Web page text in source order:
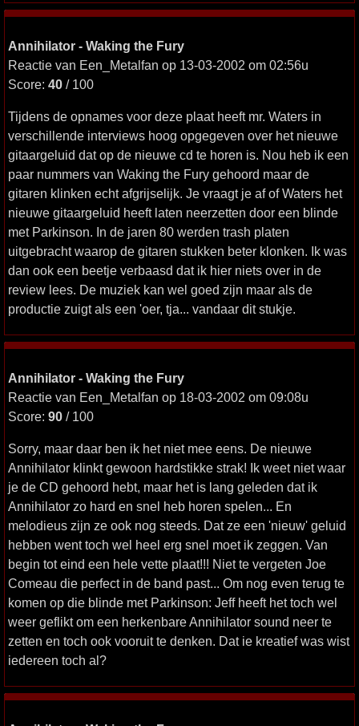
Annihilator - Waking the Fury
Reactie van Een_Metalfan op 13-03-2002 om 02:56u
Score: 40 / 100
Tijdens de opnames voor deze plaat heeft mr. Waters in
verschillende interviews hoog opgegeven over het nieuwe
gitaargeluid dat op de nieuwe cd te horen is. Nou heb ik een
paar nummers van Waking the Fury gehoord maar de
gitaren klinken echt afgrijselijk. Je vraagt je af of Waters het
nieuwe gitaargeluid heeft laten neerzetten door een blinde
met Parkinson. In de jaren 80 werden trash platen
uitgebracht waarop de gitaren stukken beter klonken. Ik was
dan ook een beetje verbaasd dat ik hier niets over in de
review lees. De muziek kan wel goed zijn maar als de
productie zuigt als een 'oer, tja... vandaar dit stukje.
Annihilator - Waking the Fury
Reactie van Een_Metalfan op 18-03-2002 om 09:08u
Score: 90 / 100
Sorry, maar daar ben ik het niet mee eens. De nieuwe
Annihilator klinkt gewoon hardstikke strak! Ik weet niet waar
je de CD gehoord hebt, maar het is lang geleden dat ik
Annihilator zo hard en snel heb horen spelen... En
melodieus zijn ze ook nog steeds. Dat ze een 'nieuw' geluid
hebben went toch wel heel erg snel moet ik zeggen. Van
begin tot eind een hele vette plaat!!! Niet te vergeten Joe
Comeau die perfect in de band past... Om nog even terug te
komen op die blinde met Parkinson: Jeff heeft het toch wel
weer geflikt om een herkenbare Annihilator sound neer te
zetten en toch ook vooruit te denken. Dat ie kreatief was wist
iedereen toch al?